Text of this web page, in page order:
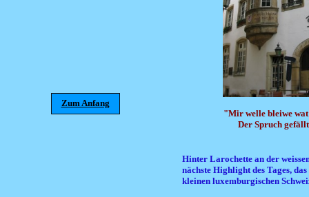
Zum Anfang
"Mir welle bleiwe
Der Spruch
Hinter Larochette an der
nächste Highlight des Tages,
kleinen luxemburgischen